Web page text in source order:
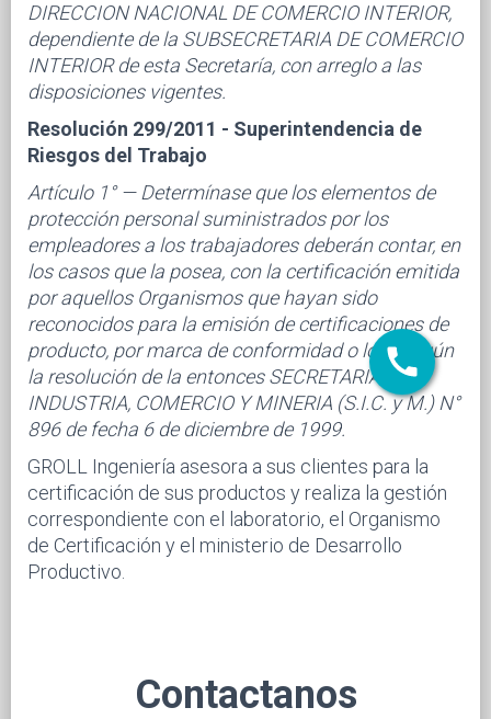
DIRECCION NACIONAL DE COMERCIO INTERIOR,
dependiente de la SUBSECRETARIA DE COMERCIO
INTERIOR de esta Secretaría, con arreglo a las
disposiciones vigentes.
Resolución 299/2011 - Superintendencia de
Riesgos del Trabajo
Artículo 1° — Determínase que los elementos de
protección personal suministrados por los
empleadores a los trabajadores deberán contar, en
los casos que la posea, con la certificación emitida
por aquellos Organismos que hayan sido
reconocidos para la emisión de certificaciones de
producto, por marca de conformidad o lote, según
la resolución de la entonces SECRETARIA DE
INDUSTRIA, COMERCIO Y MINERIA (S.I.C. y M.) N°
896 de fecha 6 de diciembre de 1999.
GROLL Ingeniería asesora a sus clientes para la
certificación de sus productos y realiza la gestión
correspondiente con el laboratorio, el Organismo
de Certificación y el ministerio de Desarrollo
Productivo.
Contactanos